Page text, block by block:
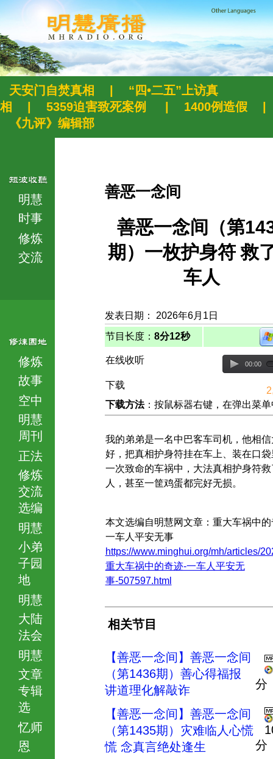
天安门自焚真相
“四•二五”上访真
相
5359迫害致死案例 1400例造假
《九评》编辑部
明慧
时事
修炼
交流
修炼
故事
空中
明慧
周刊
正法
修炼
交流
选编
明慧
小弟
子园
地
明慧
大陆
法会
明慧
文章
专辑
选
忆师
恩
善恶一念间
善恶一念间（第
期）一枚护身符 救
车人
发表日期： 2026年6月1日
节目长度： 8分12秒
在线收听 00:00
下载
下载方法：按鼠标器右键，在弹出菜
我的弟弟是一名中巴客车司机，他相信
好，把真相护身符挂在车上、装在口
一次致命的车祸中，大法真相护身符
人，甚至一筐鸡蛋都完好无损。
本文选编自明慧网文章：重大车祸中
一车人平安无事
https://www.minghui.org/mh/articles/
重大车祸中的奇迹-一车人平安无
事-507597.html
相关节目
【善恶一念间】善恶一念间
（第1436期）善心得福报
讲道理化解敲诈
分
【善恶一念间】善恶一念间
（第1435期）灾难临人心慌
慌 念真言绝处逢生
分